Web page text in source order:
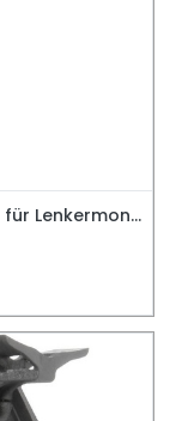
Cycling Spirit Flaschenhalter Adapter für Lenkermontage